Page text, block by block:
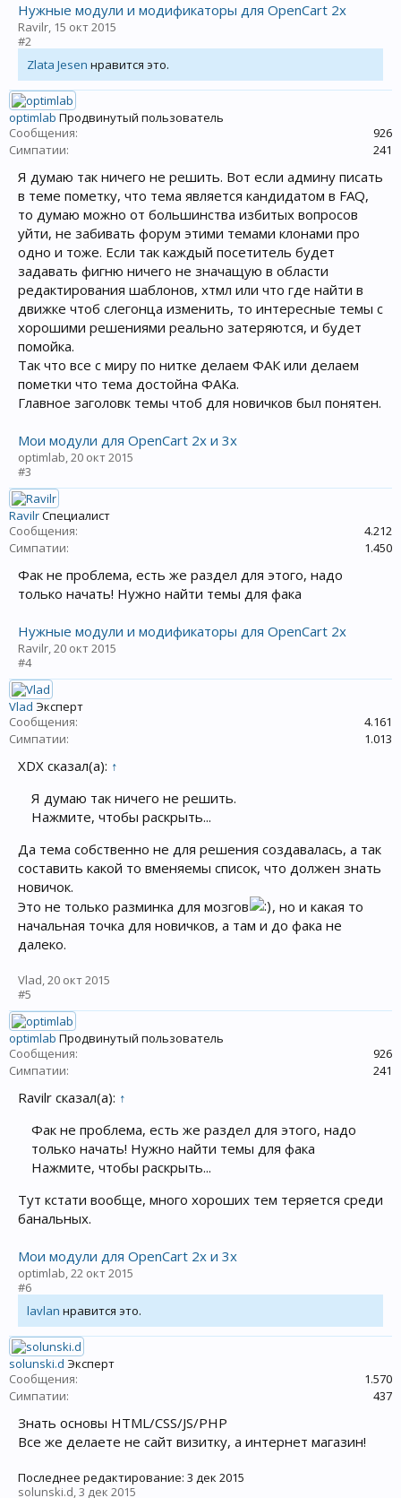
Нужные модули и модификаторы для OpenCart 2x
Ravilr, 15 окт 2015
#2
Zlata Jesen нравится это.
optimlab Продвинутый пользователь
Сообщения:
926
Симпатии:
241
Я думаю так ничего не решить. Вот если админу писать
в теме пометку, что тема является кандидатом в FAQ,
то думаю можно от большинства избитых вопросов
уйти, не забивать форум этими темами клонами про
одно и тоже. Если так каждый посетитель будет
задавать фигню ничего не значащую в области
редактирования шаблонов, хтмл или что где найти в
движке чтоб слегонца изменить, то интересные темы с
хорошими решениями реально затеряются, и будет
помойка.
Так что все с миру по нитке делаем ФАК или делаем
пометки что тема достойна ФАКа.
Главное заголовк темы чтоб для новичков был понятен.
Мои модули для OpenCart 2x и 3x
optimlab,20 окт 2015
#3
RavilrСпециалист
Сообщения:
4.212
Симпатии:
1.450
Фак не проблема, есть же раздел для этого, надо
только начать! Нужно найти темы для фака
Нужные модули и модификаторы для OpenCart 2x
Ravilr,20 окт 2015
#4
Vlad Эксперт
Сообщения:
4.161
Симпатии:
1.013
XDX сказал(а): ↑
Я думаю так ничего не решить.
Нажмите, чтобы раскрыть...
Да тема собственно не для решения создавалась, а так
составить какой то вменяемы список, что должен знать
новичок.
Это не только разминка для мозгов
, но и какая то
начальная точка для новичков, а там и до фака не
далеко.
Vlad,20 окт 2015
#5
optimlab Продвинутый пользователь
Сообщения:
926
Симпатии:
241
Ravilr сказал(а): ↑
Фак не проблема, есть же раздел для этого, надо
только начать! Нужно найти темы для фака
Нажмите, чтобы раскрыть...
Тут кстати вообще, много хороших тем теряется среди
банальных.
Мои модули для OpenCart 2x и 3x
optimlab,22 окт 2015
#6
lavlan нравится это.
solunski.d Эксперт
Сообщения:
1.570
Симпатии:
437
Знать основы HTML/CSS/JS/PHP
Все же делаете не сайт визитку, а интернет магазин!
Последнее редактирование: 3 дек 2015
solunski.d,3 дек 2015